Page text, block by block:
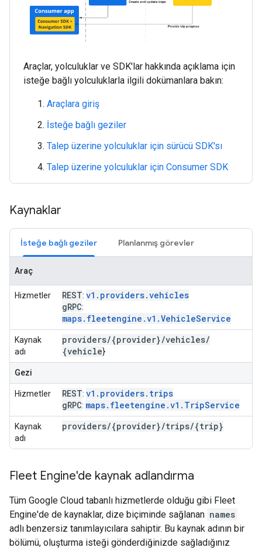
Araçlar, yolculuklar ve SDK'lar hakkında açıklama için
isteğe bağlı yolculuklarla ilgili dokümanlara bakın:
Araçlara giriş
İsteğe bağlı geziler
Talep üzerine yolculuklar için sürücü SDK'sı
Talep üzerine yolculuklar için Consumer SDK
Kaynaklar
İsteğe bağlı geziler Planlanmış görevler
Araç
Hizmetler REST: v1.providers.vehicles
gRPC:
maps.fleetengine.v1.VehicleService
Kaynak
adı
providers/{provider}/vehicles/
{vehicle}
Gezi
Hizmetler REST: v1.providers.trips
gRPC: maps.fleetengine.v1.TripService
Kaynak
adı
providers/{provider}/trips/{trip}
Fleet Engine'de kaynak adlandırma
Tüm Google Cloud tabanlı hizmetlerde olduğu gibi Fleet
Engine'de de kaynaklar, dize biçiminde sağlanan names
adlı benzersiz tanımlayıcılara sahiptir. Bu kaynak adının bir
bölümü, oluşturma isteği gönderdiğinizde sağladığınız